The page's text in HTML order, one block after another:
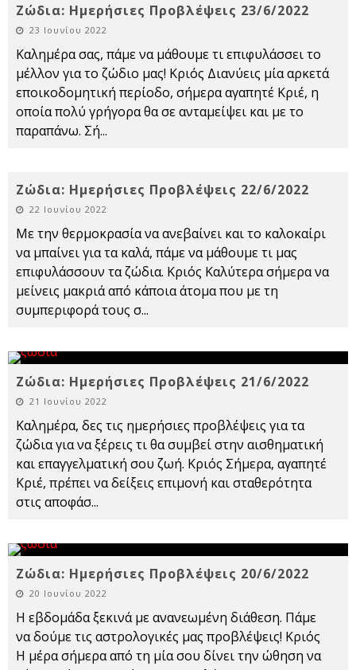
Ζώδια: Ημερήσιες Προβλέψεις 23/6/2022
23 Ιουνίου 2022
Καλημέρα σας, πάμε να μάθουμε τι επιφυλάσσει το
μέλλον για το ζώδιο μας! Κριός Διανύεις μία αρκετά
εποικοδομητική περίοδο, σήμερα αγαπητέ Κριέ, η
οποία πολύ γρήγορα θα σε ανταμείψει και με το
παραπάνω. Σή...
Ζώδια: Ημερήσιες Προβλέψεις 22/6/2022
22 Ιουνίου 2022
Με την θερμοκρασία να ανεβαίνει και το καλοκαίρι
να μπαίνει για τα καλά, πάμε να μάθουμε τι μας
επιφυλάσσουν τα ζώδια. Κριός Καλύτερα σήμερα να
μείνεις μακριά από κάποια άτομα που με τη
συμπεριφορά τους σ...
Ζώδια: Ημερήσιες Προβλέψεις 21/6/2022
21 Ιουνίου 2022
Καλημέρα, δες τις ημερήσιες προβλέψεις για τα
ζώδια για να ξέρεις τι θα συμβεί στην αισθηματική
και επαγγελματική σου ζωή. Κριός Σήμερα, αγαπητέ
Κριέ, πρέπει να δείξεις επιμονή και σταθερότητα
στις αποφάσ...
Ζώδια: Ημερήσιες Προβλέψεις 20/6/2022
20 Ιουνίου 2022
H εβδομάδα ξεκινά με ανανεωμένη διάθεση. Πάμε
να δούμε τις αστρολογικές μας προβλέψεις! Κριός
Η μέρα σήμερα από τη μία σου δίνει την ώθηση να